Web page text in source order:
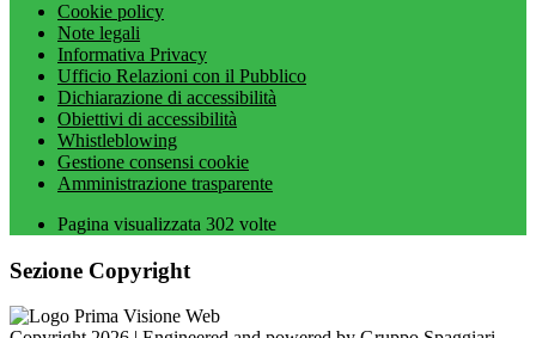
Cookie policy
Note legali
Informativa Privacy
Ufficio Relazioni con il Pubblico
Dichiarazione di accessibilità
Obiettivi di accessibilità
Whistleblowing
Gestione consensi cookie
Amministrazione trasparente
Pagina visualizzata 302 volte
Sezione Copyright